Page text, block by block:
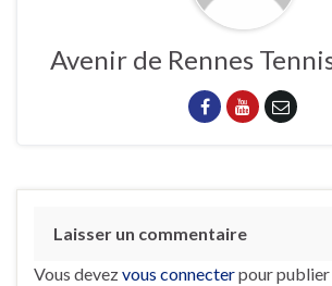
Avenir de Rennes
Laisser un commentaire
Vous devezvous connecterpour publier